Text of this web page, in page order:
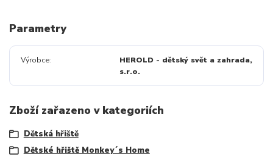
Parametry
Výrobce
HEROLD - dětský svět a zahrada,
s.r.o.
Zboží zařazeno v kategoriích
Dětská hřiště
Dětské hřiště Monkey´s Home